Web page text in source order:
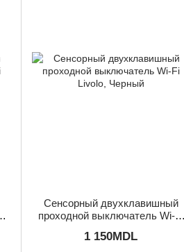
Сенсорный двухклавишный
проходной выключатель Wi-Fi
1 150MDL